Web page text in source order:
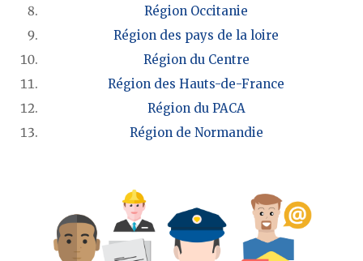
Région Occitanie
Région des pays de la loire
Région du Centre
Région des Hauts-de-France
Région du PACA
Région de Normandie